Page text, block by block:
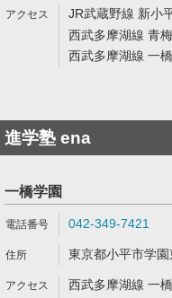
JR武蔵野線 新小
西武多摩湖線 青
西武多摩湖線 一
進学塾 ena
一橋学園
042-349-7421
東京都小平市学
西武多摩湖線 一